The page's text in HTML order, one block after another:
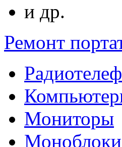
и др.
Ремонт
Мониторы
Моноблоки